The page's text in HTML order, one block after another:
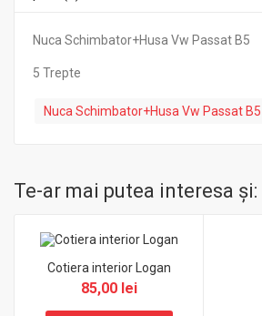
Nuca Schimbator+Husa Vw Passat B5
5 Trepte
Nuca Schimbator+Husa Vw Passat B5
Te-ar mai putea interesa şi:
Cotiera interior Logan
85,00 lei